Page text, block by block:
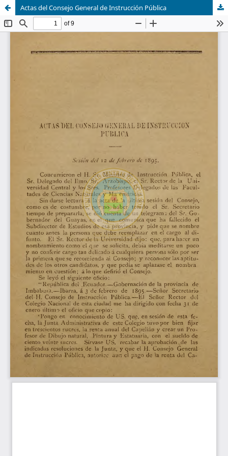
Actas del Consejo General de Instrucción Pública